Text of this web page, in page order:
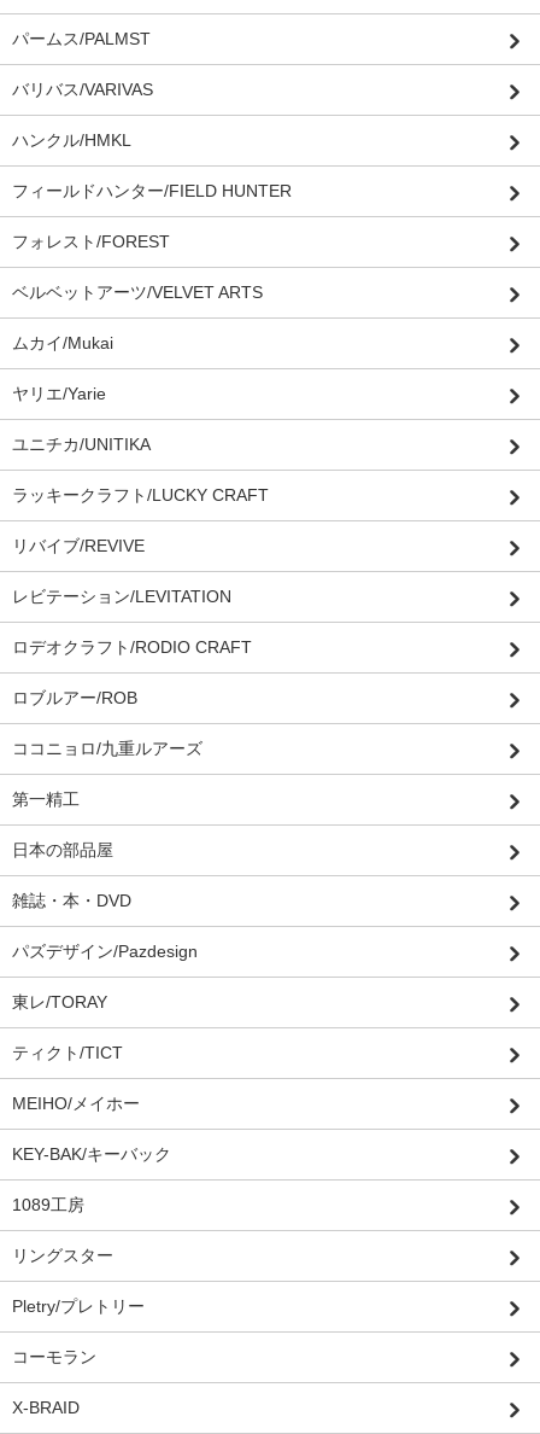
パームス/PALMST
バリバス/VARIVAS
ハンクル/HMKL
フィールドハンター/FIELD HUNTER
フォレスト/FOREST
ベルベットアーツ/VELVET ARTS
ムカイ/Mukai
ヤリエ/Yarie
ユニチカ/UNITIKA
ラッキークラフト/LUCKY CRAFT
リバイブ/REVIVE
レビテーション/LEVITATION
ロデオクラフト/RODIO CRAFT
ロブルアー/ROB
ココニョロ/九重ルアーズ
第一精工
日本の部品屋
雑誌・本・DVD
パズデザイン/Pazdesign
東レ/TORAY
ティクト/TICT
MEIHO/メイホー
KEY-BAK/キーバック
1089工房
リングスター
Pletry/プレトリー
コーモラン
X-BRAID